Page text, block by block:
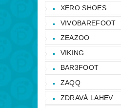
XERO SHOES
VIVOBAREFOOT
ZEAZOO
VIKING
BAR3FOOT
ZAQQ
ZDRAVÁ LAHEV